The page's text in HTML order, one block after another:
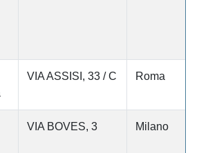
VIA ASSISI, 33 / C Roma
VIA BOVES, 3 Milano